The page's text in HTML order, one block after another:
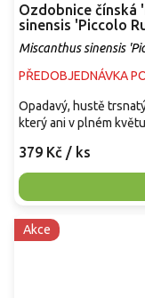
Ozdobnice čínská
sinensis 'Piccolo
Miscanthus sinensis
PŘEDOBJEDNÁVKA
379 Kč / ks
Opadavý, hustě
který ani v plném
Akce